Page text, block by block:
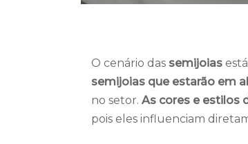
O cenário das semijoias
semijoias que estarão em
no setor. As cores e estilos
pois eles influenciam